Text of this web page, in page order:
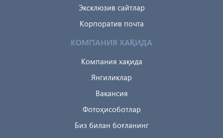
Эксклюзив сайтлар
Корпоратив почта
КОМПАНИЯ ХАҚИДА
Компания хақида
Янгиликлар
Вакансия
Фотоҳисоботлар
Биз билан боғланинг